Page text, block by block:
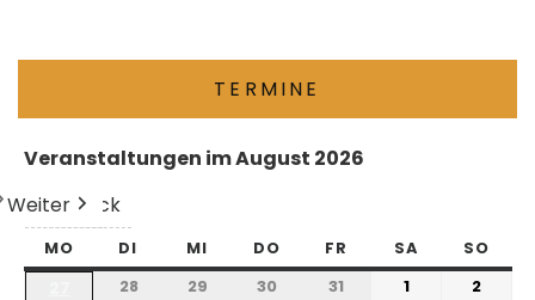
TERMINE
Veranstaltungen im August 2026
Zurück
Heute
Weiter
MO DI MI DO FR SA SO
28 29 30 31 1 2